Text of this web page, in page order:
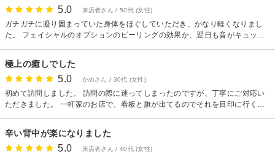
5.0 来店者さん / 50代 (女性)
ガチガチに凝り固まっていた身体をほぐしていただき、かなり軽くなりまし
た。 フェイシャルのオプションのピーリングの効果か、翌日も音がキュッと
極上の癒しでした
5.0 かめさん / 30代 (女性)
初めて訪問しました。 訪問の際に迷ってしまったのですが、丁寧にご対応い
ただきました。 一軒家のお店で、看板と旗が出てるのでそれを目印に行くと
リームの匂いがとっても好みでした。 肝心のフェイシャルはすごーーーく気
持ち良かったです。 とても繊細な手技で、今まで色んなフェイシャルに行き
辛い背中が楽になりました
5.0 来店者さん / 40代 (女性)